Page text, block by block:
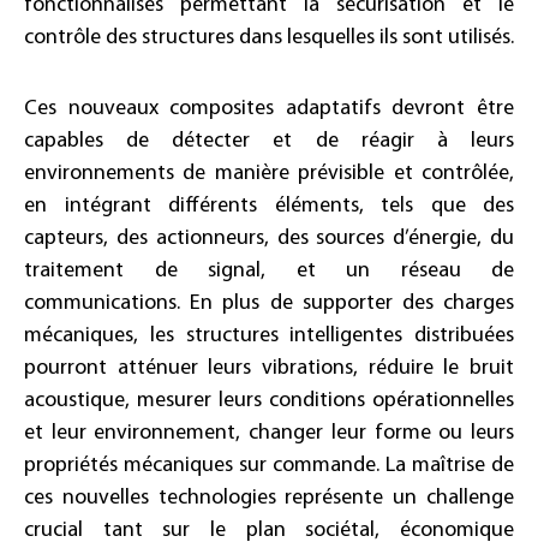
fonctionnalisés permettant la sécurisation et le
contrôle des structures dans lesquelles ils sont utilisés.
Ces nouveaux composites adaptatifs devront être
capables de détecter et de réagir à leurs
environnements de manière prévisible et contrôlée,
en intégrant différents éléments, tels que des
capteurs, des actionneurs, des sources d’énergie, du
traitement de signal, et un réseau de
communications. En plus de supporter des charges
mécaniques, les structures intelligentes distribuées
pourront atténuer leurs vibrations, réduire le bruit
acoustique, mesurer leurs conditions opérationnelles
et leur environnement, changer leur forme ou leurs
propriétés mécaniques sur commande. La maîtrise de
ces nouvelles technologies représente un challenge
crucial tant sur le plan sociétal, économique